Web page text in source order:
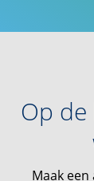
Op
Maak